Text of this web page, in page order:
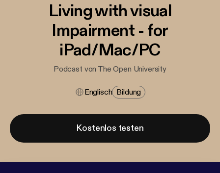
Living with visual
Impairment - for
iPad/Mac/PC
Podcast von The Open University
Englisch Bildung
Kostenlos testen